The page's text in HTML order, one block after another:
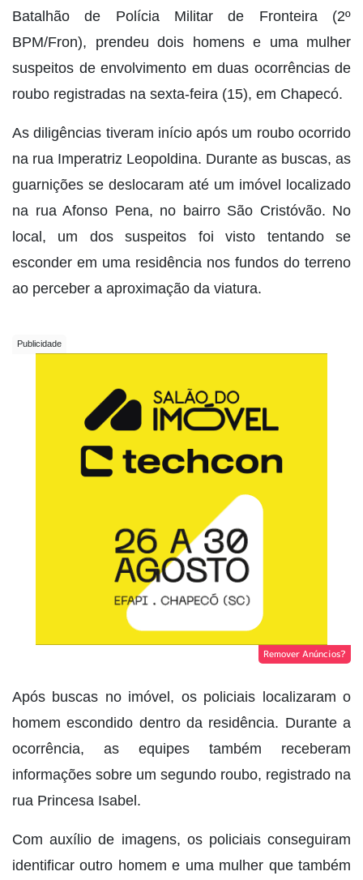
Batalhão de Polícia Militar de Fronteira (2º
BPM/Fron), prendeu dois homens e uma mulher
suspeitos de envolvimento em duas ocorrências de
roubo registradas na sexta-feira (15), em Chapecó.
As diligências tiveram início após um roubo ocorrido
na rua Imperatriz Leopoldina. Durante as buscas, as
guarnições se deslocaram até um imóvel localizado
na rua Afonso Pena, no bairro São Cristóvão. No
local, um dos suspeitos foi visto tentando se
esconder em uma residência nos fundos do terreno
ao perceber a aproximação da viatura.
Remover Anúncios?
Após buscas no imóvel, os policiais localizaram o
homem escondido dentro da residência. Durante a
ocorrência, as equipes também receberam
informações sobre um segundo roubo, registrado na
rua Princesa Isabel.
Com auxílio de imagens, os policiais conseguiram
identificar outro homem e uma mulher que também